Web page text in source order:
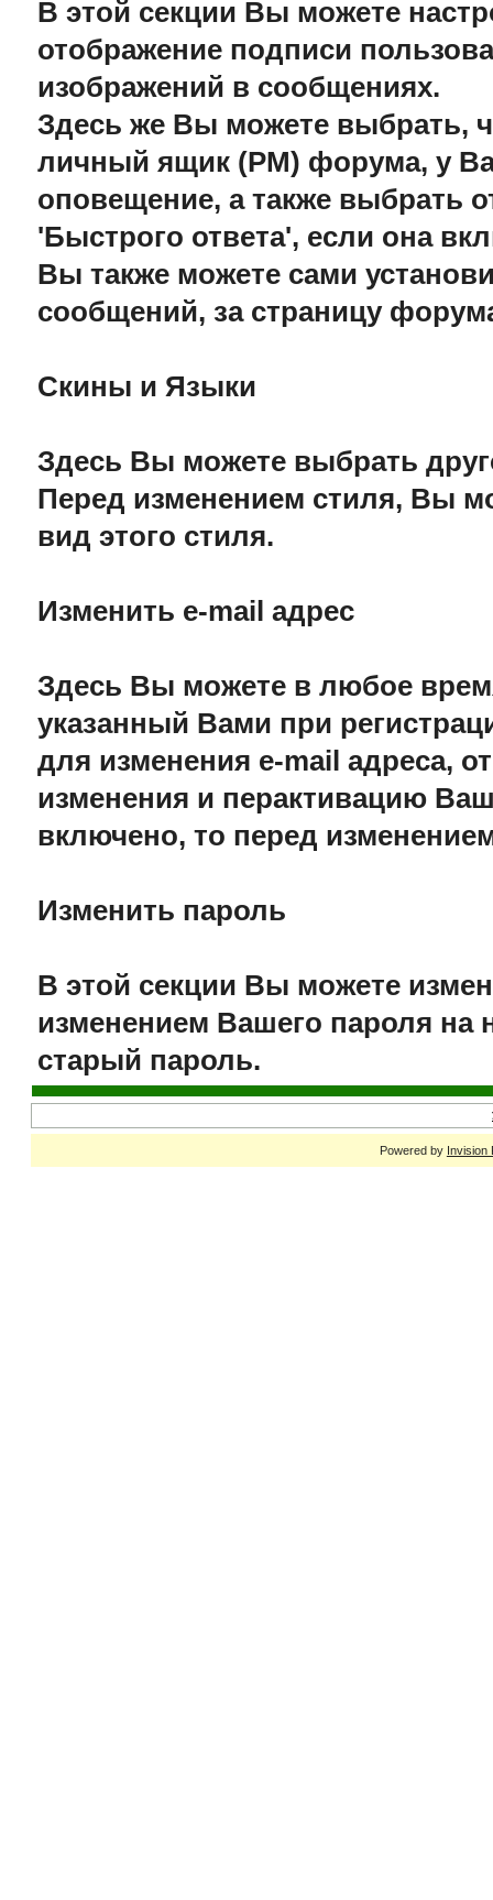
В этой секции Вы можете
отображение подписи
изображений в сообщениях.
Здесь же Вы можете выбрать,
личный ящик (PM) форума, у
оповещение, а также выбрать
'Быстрого ответа', если она
Вы также можете сами
сообщений, за страницу
Скины и Языки
Здесь Вы можете выбрать
Перед изменением стиля, Вы
вид этого стиля.
Изменить e-mail адрес
Здесь Вы можете в любое
указанный Вами при
для изменения e-mail адреса,
изменения и перактивацию
включено, то перед
Изменить пароль
В этой секции Вы можете
изменением Вашего пароля
старый пароль.
Powered by Invision